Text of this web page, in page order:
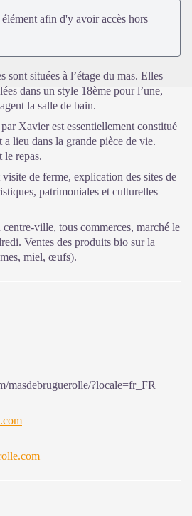
afin d'y avoir accès hors
sont situées à l’étage du mas. Elles
dans un style 18ème pour l’une,
la salle de bain.
Xavier est essentiellement constitué
a lieu dans la grande pièce de vie.
le repas.
de ferme, explication des sites de
patrimoniales et culturelles
ville, tous commerces, marché le
Ventes des produits bio sur la
miel, œufs).
masdebruguerolle/?locale=fr_FR